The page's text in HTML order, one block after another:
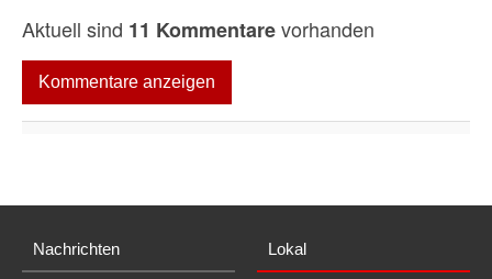
Aktuell sind 11 Kommentarevorhanden
Kommentare anzeigen
Nachrichten Lokal